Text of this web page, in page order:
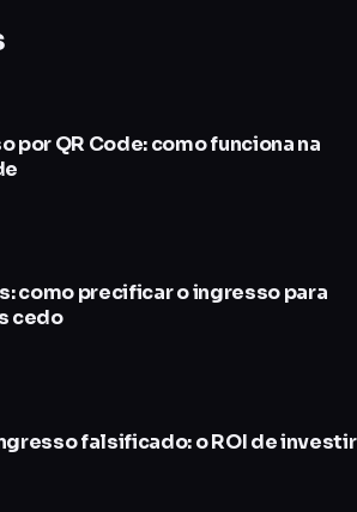
por QR Code: como funciona na
como precificar o ingresso para
cedo
falsificado: o ROI de investir